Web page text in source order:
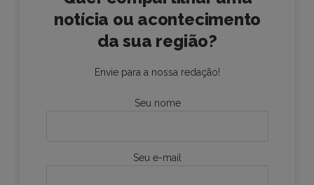
notícia ou acontecimento
da sua região?
Envie para a nossa redação!
Seu nome
Seu e-mail